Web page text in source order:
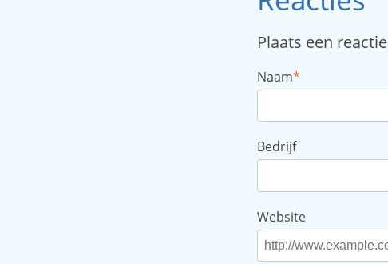
Plaats een reactie
Naam*
Bedrijf
Website